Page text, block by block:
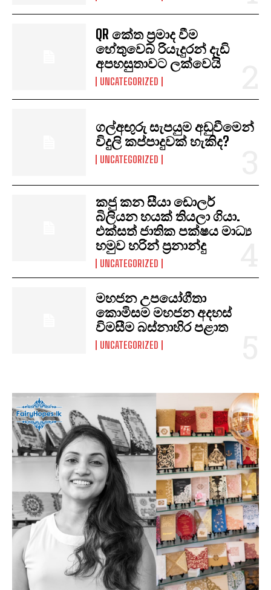
QR කේත ප්‍රමාද වීම
හේතුවෙබ් රියැදුරන් දැඩි
අපහසුතාවට ලක්වෙයි
UNCATEGORIZED
ගල්අඟුරු සැපයුම අඩුවීමෙන්
විදුලි කප්පාදුවක් හැකිද?
UNCATEGORIZED
කජු කන සීයා ඩොලර්
බිලියන හයක් තියලා ගියා.
එක්සත් ජාතික පක්ෂය මාධ්‍ය
හමුව හරින් ප්‍රනාන්දු
UNCATEGORIZED
මහජන උපයෝගීතා
කොමිසම මහජන අදහස්
විමසීම බස්නාහිර පළාත
UNCATEGORIZED